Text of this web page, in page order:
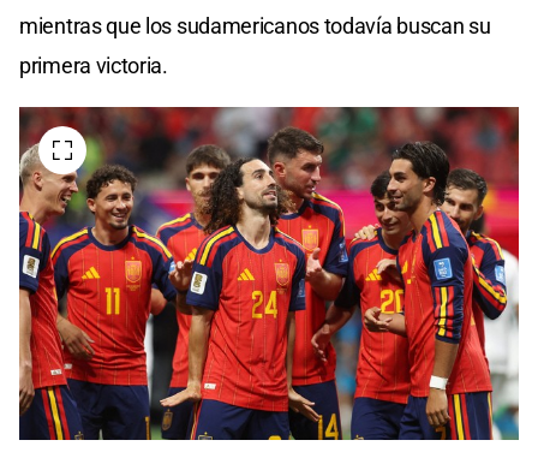
mientras que los sudamericanos todavía buscan su
primera victoria.